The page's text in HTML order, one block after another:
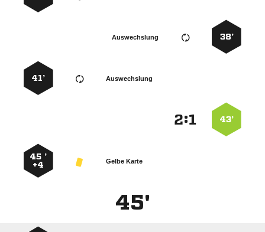
38’
Auswechslung
Auswechslung
41’
43’
:
Gelbe Karte
45 ’
+4
45'